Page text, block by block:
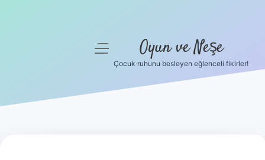
menüyü
Oyun ve Neşe
Çocuk ruhunu besleyen eğlenceli fikirler!